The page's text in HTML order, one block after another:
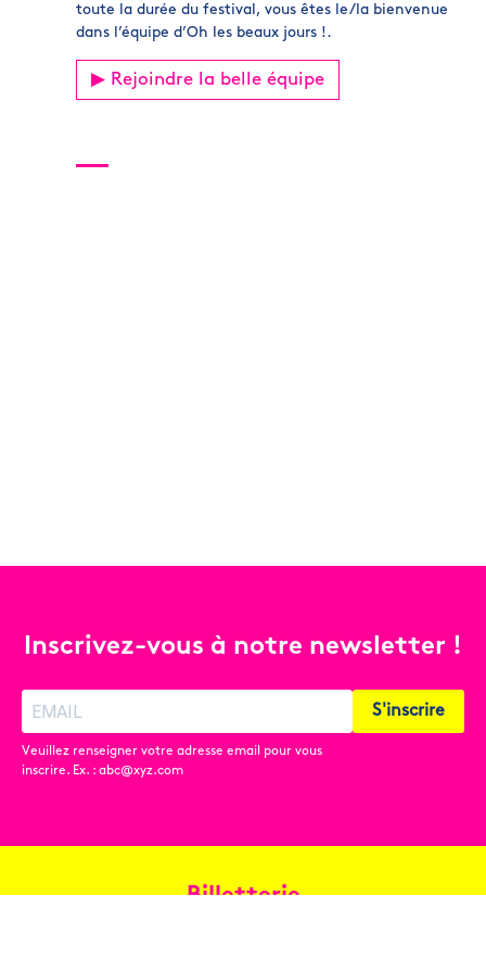
toute la durée du festival, vous êtes le/la bienvenue
dans l’équipe d’Oh les beaux jours !.
▶︎ Rejoindre la belle équipe
Inscrivez-vous à notre newsletter !
Veuillez renseigner votre adresse email pour vous
inscrire. Ex. : abc@xyz.com
S'inscrire
Billetterie